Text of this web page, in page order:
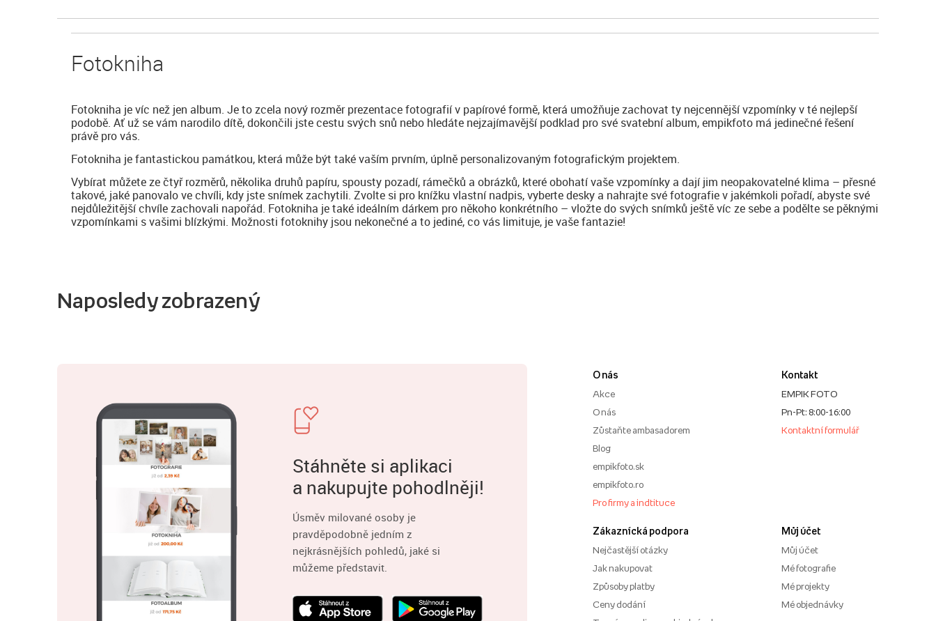
Fotokniha
Fotokniha je víc než jen album. Je to zcela nový rozměr prezentace fotografií v papírové formě, která umožňuje zachovat ty nejcennější vzpomínky v té nejlepší
podobě. Ať už se vám narodilo dítě, dokončili jste cestu svých snů nebo hledáte nejzajímavější podklad pro své svatební album, empikfoto má jedinečné řešení
právě pro vás.
Fotokniha je fantastickou památkou, která může být také vaším prvním, úplně personalizovaným fotografickým projektem.
Vybírat můžete ze čtyř rozměrů, několika druhů papíru, spousty pozadí, rámečků a obrázků, které obohatí vaše vzpomínky a dají jim neopakovatelné klima – přesné
takové, jaké panovalo ve chvíli, kdy jste snímek zachytili. Zvolte si pro knížku vlastní nadpis, vyberte desky a nahrajte své fotografie v jakémkoli pořadí, abyste své
nejdůležitější chvíle zachovali napořád. Fotokniha je také ideálním dárkem pro někoho konkrétního – vložte do svých snímků ještě víc ze sebe a podělte se pěknými
vzpomínkami s vašimi blízkými. Možnosti fotoknihy jsou nekonečné a to jediné, co vás limituje, je vaše fantazie!
Naposledy zobrazený
Stáhněte si aplikaci
a nakupujte pohodlněji!
Úsměv milované osoby je
pravděpodobně jedním z
nejkrásnějších pohledů, jaké si
můžeme představit.
O nás
Akce
O nás
Zůstaňte ambasadorem
Blog
empikfoto.sk
empikfoto.ro
Pro firmy a indtituce
Zákaznícká podpora
Nejčastější otázky
Jak nakupovat
Způsoby platby
Ceny dodání
Kontakt
EMPIK FOTO
Pn-Pt: 8:00-16:00
Kontaktní formulář
Můj účet
Můj účet
Mé fotografie
Mé projekty
Mé objednávky